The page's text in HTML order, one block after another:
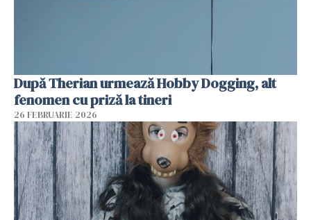
După Therian urmează Hobby Dogging, alt
fenomen cu priză la tineri
26 FEBRUARIE 2026